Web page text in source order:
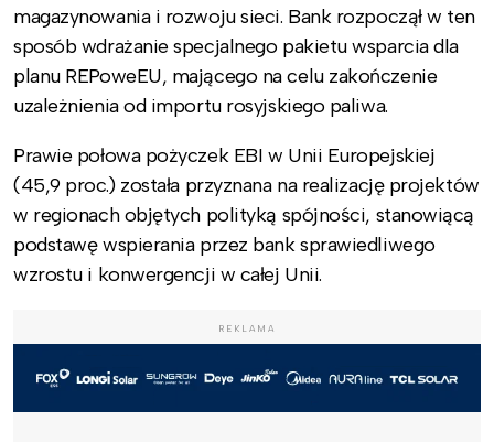
magazynowania i rozwoju sieci. Bank rozpoczął w ten
sposób wdrażanie specjalnego pakietu wsparcia dla
planu REPoweEU, mającego na celu zakończenie
uzależnienia od importu rosyjskiego paliwa.
Prawie połowa pożyczek EBI w Unii Europejskiej
(45,9 proc.) została przyznana na realizację projektów
w regionach objętych polityką spójności, stanowiącą
podstawę wspierania przez bank sprawiedliwego
wzrostu i konwergencji w całej Unii.
REKLAMA